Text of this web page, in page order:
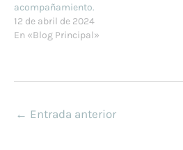
acompañamiento.
12 de abril de 2024
En «Blog Principal»
← Entrada anterior